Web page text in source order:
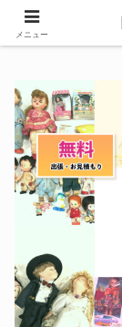
メニュー